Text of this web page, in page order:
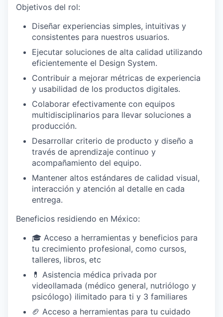
Objetivos del rol:
Diseñar experiencias simples, intuitivas y
consistentes para nuestros usuarios.
Ejecutar soluciones de alta calidad utilizando
eficientemente el Design System.
Contribuir a mejorar métricas de experiencia
y usabilidad de los productos digitales.
Colaborar efectivamente con equipos
multidisciplinarios para llevar soluciones a
producción.
Desarrollar criterio de producto y diseño a
través de aprendizaje continuo y
acompañamiento del equipo.
Mantener altos estándares de calidad visual,
interacción y atención al detalle en cada
entrega.
Beneficios residiendo en México:
🎓 Acceso a herramientas y beneficios para
tu crecimiento profesional, como cursos,
talleres, libros, etc
💊 Asistencia médica privada por
videollamada (médico general, nutriólogo y
psicólogo) ilimitado para ti y 3 familiares
🏈 Acceso a herramientas para tu cuidado